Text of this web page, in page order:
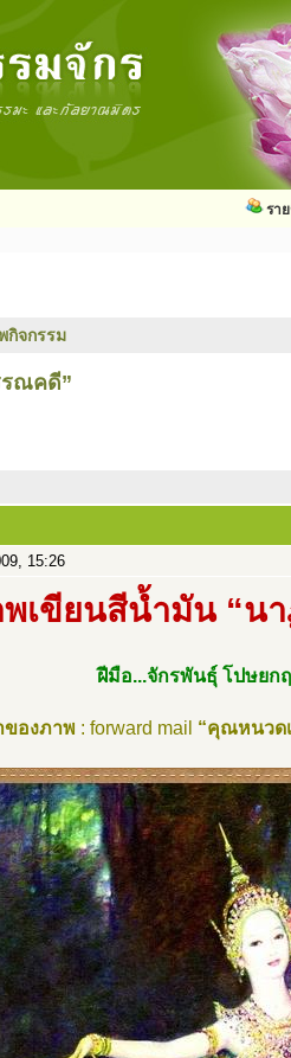
รา
กิจกรรม
รณคดี”
15:26
เขียนสีน้ำมัน “น
ฝีมือ...จักรพันธุ์ โปษยก
องภาพ : forward mail “คุณหนวด